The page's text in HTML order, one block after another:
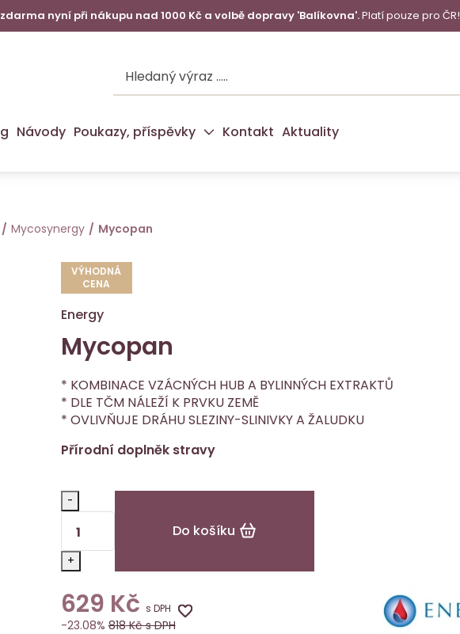
nyní při nákupu nad 1000 Kč a volbě dopravy 'Balíkovna'.Platí pouze pro ČR!
Návody Poukazy, příspěvky Kontakt Aktuality
Mycosynergy Mycopan
VÝHODNÁ
CENA
Energy
Mycopan
* KOMBINACE VZÁCNÝCH HUB A BYLINNÝCH EXTRAKTŮ
* DLE TČM NÁLEŽÍ K PRVKU ZEMĚ
* OVLIVŇUJE DRÁHU SLEZINY-SLINIVKY A ŽALUDKU
Přírodní doplněk stravy
-
+
Do košíku
629 Kč s DPH
-23.08% 818Kč s DPH